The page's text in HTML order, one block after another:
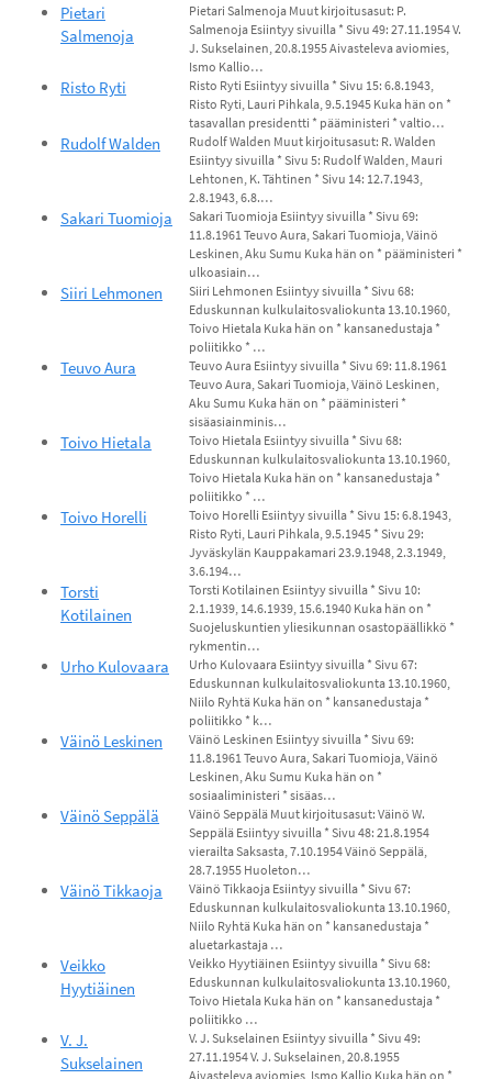
Pietari
Salmenoja
Pietari Salmenoja Muut kirjoitusasut: P.
Salmenoja Esiintyy sivuilla * Sivu 49: 27.11.1954 V.
J. Sukselainen, 20.8.1955 Aivasteleva aviomies,
Ismo Kallio…
Risto Ryti
Risto Ryti Esiintyy sivuilla * Sivu 15: 6.8.1943,
Risto Ryti, Lauri Pihkala, 9.5.1945 Kuka hän on *
tasavallan presidentti * pääministeri * valtio…
Rudolf Walden
Rudolf Walden Muut kirjoitusasut: R. Walden
Esiintyy sivuilla * Sivu 5: Rudolf Walden, Mauri
Lehtonen, K. Tähtinen * Sivu 14: 12.7.1943,
2.8.1943, 6.8.…
Sakari Tuomioja
Sakari Tuomioja Esiintyy sivuilla * Sivu 69:
11.8.1961 Teuvo Aura, Sakari Tuomioja, Väinö
Leskinen, Aku Sumu Kuka hän on * pääministeri *
ulkoasiain…
Siiri Lehmonen
Siiri Lehmonen Esiintyy sivuilla * Sivu 68:
Eduskunnan kulkulaitosvaliokunta 13.10.1960,
Toivo Hietala Kuka hän on * kansanedustaja *
poliitikko * …
Teuvo Aura
Teuvo Aura Esiintyy sivuilla * Sivu 69: 11.8.1961
Teuvo Aura, Sakari Tuomioja, Väinö Leskinen,
Aku Sumu Kuka hän on * pääministeri *
sisäasiainminis…
Toivo Hietala
Toivo Hietala Esiintyy sivuilla * Sivu 68:
Eduskunnan kulkulaitosvaliokunta 13.10.1960,
Toivo Hietala Kuka hän on * kansanedustaja *
poliitikko * …
Toivo Horelli
Toivo Horelli Esiintyy sivuilla * Sivu 15: 6.8.1943,
Risto Ryti, Lauri Pihkala, 9.5.1945 * Sivu 29:
Jyväskylän Kauppakamari 23.9.1948, 2.3.1949,
3.6.194…
Torsti
Kotilainen
Torsti Kotilainen Esiintyy sivuilla * Sivu 10:
2.1.1939, 14.6.1939, 15.6.1940 Kuka hän on *
Suojeluskuntien yliesikunnan osastopäällikkö *
rykmentin…
Urho Kulovaara
Urho Kulovaara Esiintyy sivuilla * Sivu 67:
Eduskunnan kulkulaitosvaliokunta 13.10.1960,
Niilo Ryhtä Kuka hän on * kansanedustaja *
poliitikko * k…
Väinö Leskinen
Väinö Leskinen Esiintyy sivuilla * Sivu 69:
11.8.1961 Teuvo Aura, Sakari Tuomioja, Väinö
Leskinen, Aku Sumu Kuka hän on *
sosiaaliministeri * sisäas…
Väinö Seppälä
Väinö Seppälä Muut kirjoitusasut: Väinö W.
Seppälä Esiintyy sivuilla * Sivu 48: 21.8.1954
vierailta Saksasta, 7.10.1954 Väinö Seppälä,
28.7.1955 Huoleton…
Väinö Tikkaoja
Väinö Tikkaoja Esiintyy sivuilla * Sivu 67:
Eduskunnan kulkulaitosvaliokunta 13.10.1960,
Niilo Ryhtä Kuka hän on * kansanedustaja *
aluetarkastaja …
Veikko
Hyytiäinen
Veikko Hyytiäinen Esiintyy sivuilla * Sivu 68:
Eduskunnan kulkulaitosvaliokunta 13.10.1960,
Toivo Hietala Kuka hän on * kansanedustaja *
poliitikko …
V. J.
Sukselainen
V. J. Sukselainen Esiintyy sivuilla * Sivu 49:
27.11.1954 V. J. Sukselainen, 20.8.1955
Aivasteleva aviomies, Ismo Kallio Kuka hän on *